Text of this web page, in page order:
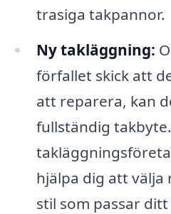
trasiga takpannor.
Ny takläggning:
förfallet skick att
att reparera, kan
fullständig
hjälpa dig att
stil som passar